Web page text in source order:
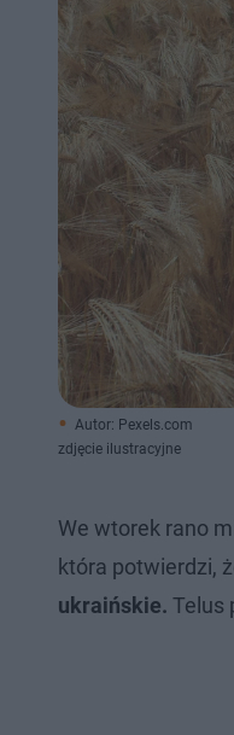
Autor: Pexels.com
zdjęcie ilustracyjne
We wtorek rano
która potwierdzi,
ukraińskie. Telus